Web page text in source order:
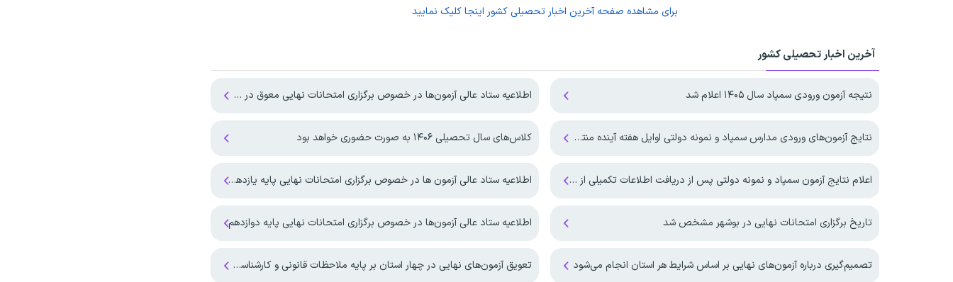
برای مشاهده صفحه آخرین اخبار تحصیلی کشور اینجا کلیک نمایید
آخرین اخبار تحصیلی کشور
نتیجه آزمون ورودی سمپاد سال ۱۴۰۵ اعلام شد اطلاعیه ستاد عالی آزمون‌ها در خصوص برگزاری امتحانات نهایی معوق در چهار استان جنوبی کشور
نتایج آزمون‌های ورودی مدارس سمپاد و نمونه دولتی اوایل هفته آینده منتشر می‌شود کلاس‌های سال تحصیلی ۱۴۰۶ به صورت حضوری خواهد بود
اعلام نتایج آزمون سمپاد و نمونه دولتی پس از دریافت اطلاعات تکمیلی از وزارت آموزش و پرورش اطلاعیه ستاد عالی آزمون ها در خصوص برگزاری امتحانات نهایی پایه یازدهم و پایه دوازدهم
تاریخ برگزاری امتحانات نهایی در بوشهر مشخص شد اطلاعیه ستاد عالی آزمون‌ها در خصوص برگزاری امتحانات نهایی پایه دوازدهم
تصمیم‌گیری درباره آزمون‌های نهایی بر اساس شرایط هر استان انجام می‌شود تعویق آزمون‌های نهایی در چهار استان بر پایه ملاحظات قانونی و کارشناسی انجام شد